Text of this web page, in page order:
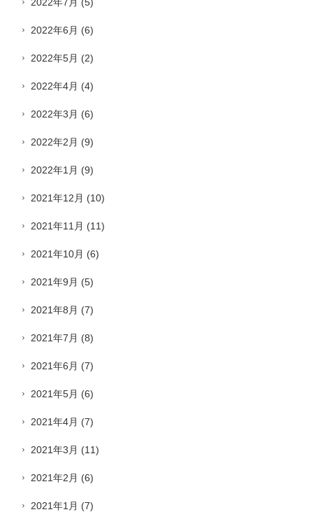
2022年6月 (6)
2022年5月 (2)
2022年4月 (4)
2022年3月 (6)
2022年2月 (9)
2022年1月 (9)
2021年12月 (10)
2021年11月 (11)
2021年10月 (6)
2021年9月 (5)
2021年8月 (7)
2021年7月 (8)
2021年6月 (7)
2021年5月 (6)
2021年4月 (7)
2021年3月 (11)
2021年2月 (6)
2021年1月 (7)